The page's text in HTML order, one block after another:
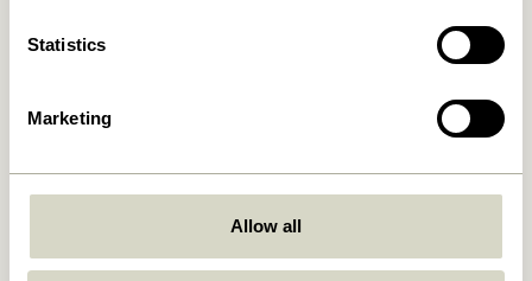
Statistics
Marketing
Allow all